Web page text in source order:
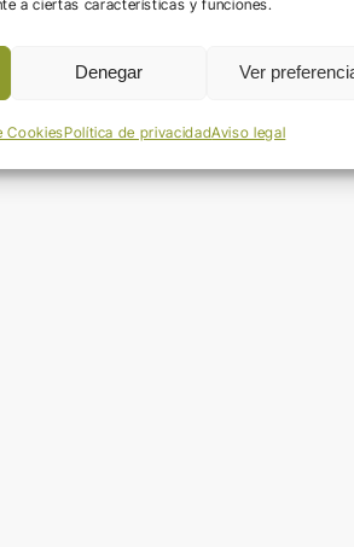
a ciertas características y funciones.
Denegar Ver
CookiesPolítica de privacidadAviso legal